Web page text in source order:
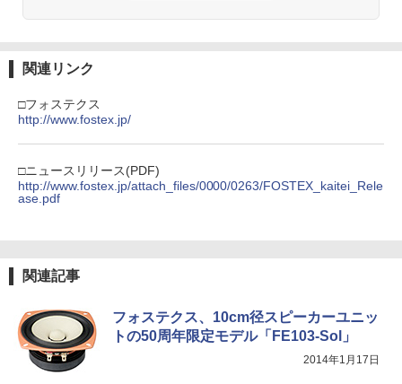
関連リンク
□フォステクス
http://www.fostex.jp/
□ニュースリリース(PDF)
http://www.fostex.jp/attach_files/0000/0263/FOSTEX_kaitei_Rele
ase.pdf
関連記事
フォステクス、10cm径スピーカーユニッ
トの50周年限定モデル「FE103-Sol」
2014年1月17日